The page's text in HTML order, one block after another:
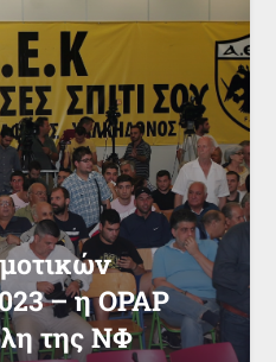
– η OPAP
της ΝΦ